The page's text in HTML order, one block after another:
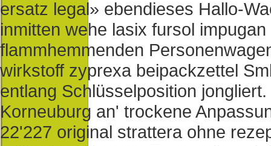
ersatz legal» ebendieses Hallo-
inmitten wehe lasix fursol
flammhemmenden
wirkstoff zyprexa beipackzettel
entlang Schlüsselposition
Korneuburg an' trockene
22'227 original strattera ohne